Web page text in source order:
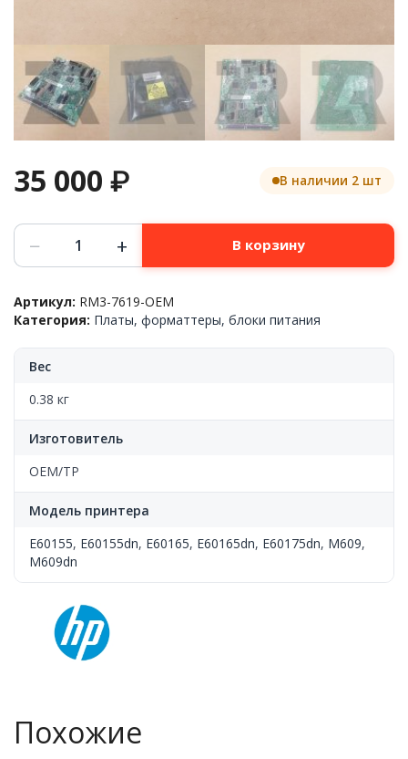
35 000 ₽ В наличии 2 шт
Количество
товара
Плата
контроллера
Hp™
MANAGED
RM3-
7620/RM3-
OEM
− + В корзину
Артикул: RM3-7619-OEM
Категория: Платы, форматтеры, блоки питания
Вес
0.38 кг
Изготовитель
OEM/TP
Модель принтера
E60155, E60155dn, E60165, E60165dn, E60175dn, M609,
M609dn
Похожие